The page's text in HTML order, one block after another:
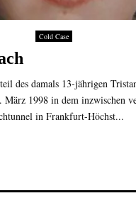
Cold Case
des damals 13-jährigen
1998 in dem inzwischen
in Frankfurt-Höchst...